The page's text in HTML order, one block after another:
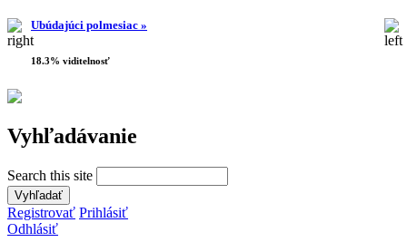
Ubúdajúci polmesiac »
18.3% viditelnosť
Vyhľadávanie
Search this site
Registrovať Prihlásiť
Odhlásiť